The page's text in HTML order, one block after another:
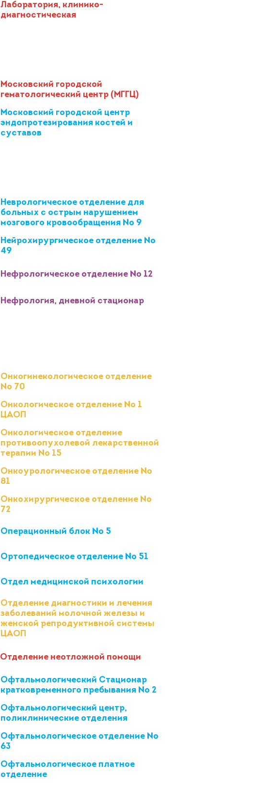
Лаборатория, клинико-
диагностическая
Московский городской
гематологический центр (МГГЦ)
Московский городской центр
эндопротезирования костей и
суставов
Неврологическое отделение для
больных с острым нарушением
мозгового кровообращения № 9
Нейрохирургическое отделение №
49
Нефрологическое отделение № 12
Нефрология, дневной стационар
Онкогинекологическое отделение
№ 70
Онкологическое отделение № 1
ЦАОП
Онкологическое отделение
противоопухолевой лекарственной
терапии № 15
Онкоурологическое отделение №
81
Онкохирургическое отделение №
72
Операционный блок № 5
Ортопедическое отделение № 51
Отдел медицинской психологии
Отделение диагностики и лечения
заболеваний молочной железы и
женской репродуктивной системы
ЦАОП
Отделение неотложной помощи
Офтальмологический Стационар
кратковременного пребывания № 2
Офтальмологический центр,
поликлинические отделения
Офтальмологическое отделение №
63
Офтальмологическое платное
отделение